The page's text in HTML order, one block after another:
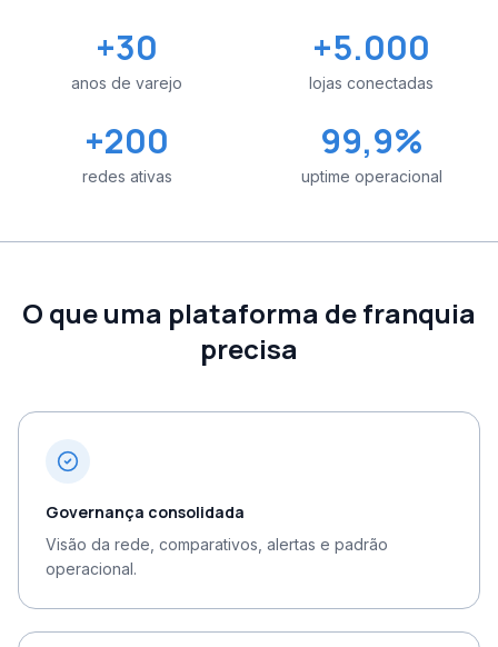
+30
anos de varejo
+5.000
lojas conectadas
+200
redes ativas
99,9%
uptime operacional
O que uma plataforma de franquia
precisa
Governança consolidada
Visão da rede, comparativos, alertas e padrão
operacional.